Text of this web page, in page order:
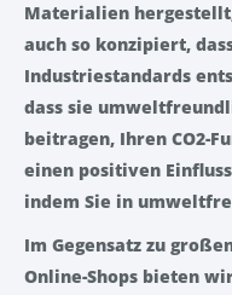
Materialien
auch so konzipiert,
Industriestandards
dass sie
beitragen, Ihren CO2-
einen positiven
indem Sie in
Im Gegensatz zu
Online-Shops bieten